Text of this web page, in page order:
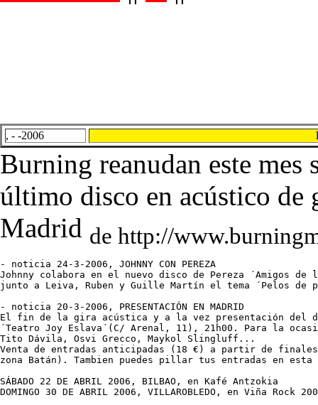
, - -2006
Burning reanudan este mes
último disco en acústico de
Madrid de http://
- noticia 24-3-2006, JOHNNY CON PEREZA
Johnny colabora en el nuevo disco de Pereza ´Amigos
junto a Leiva, Ruben y Guille Martín el tema ´Pelos de
- noticia 20-3-2006, PRESENTACIÓN EN MADRID
El fin de la gira acústica y a la vez presentación del
´Teatro Joy Eslava´(C/ Arenal, 11), 21h00. Para la
Tito Dávila, Osvi Grecco, Maykol Slingluff...
Venta de entradas anticipadas (18 €) a partir de
zona Batán). Tambien puedes pillar tus entradas en
SÁBADO 22 DE ABRIL 2006, BILBAO, en Kafé Antzokia
DOMINGO 30 DE ABRIL 2006, VILLAROBLEDO, en Viña Rock